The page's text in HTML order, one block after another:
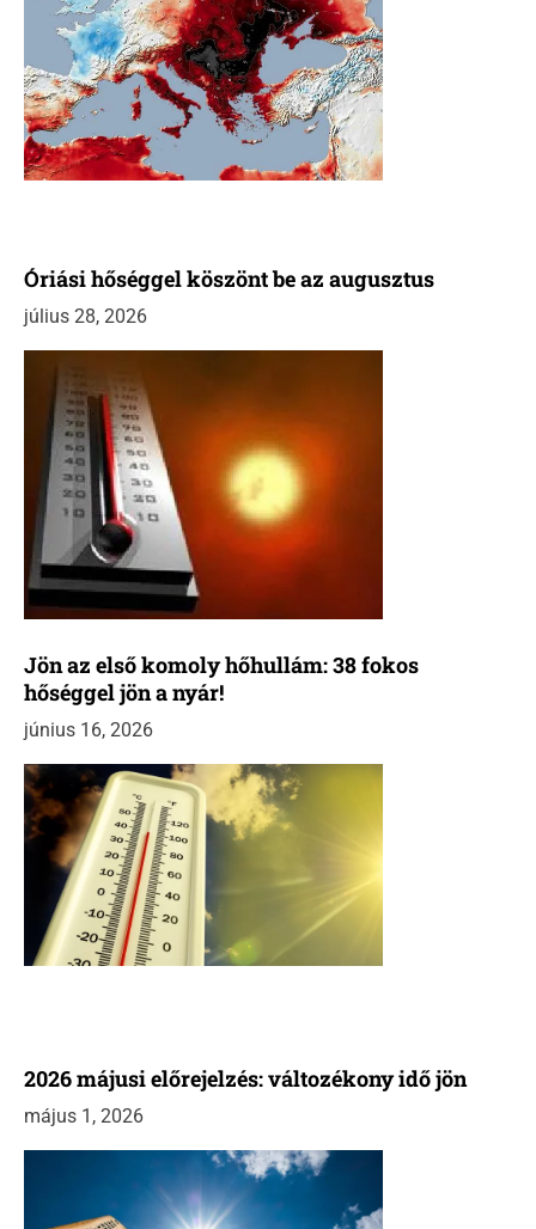
Óriási hőséggel köszönt be az augusztus
július 28, 2026
Jön az első komoly hőhullám: 38 fokos
hőséggel jön a nyár!
június 16, 2026
2026 májusi előrejelzés: változékony idő jön
május 1, 2026